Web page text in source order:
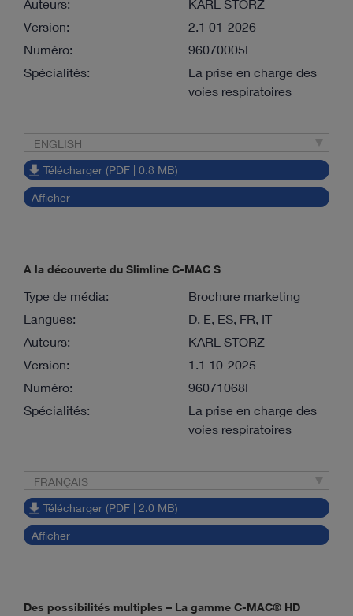
Auteurs:
KARL STORZ
Version:
2.1 01-2026
Numéro:
96070005E
Spécialités:
La prise en charge des
voies respiratoires
ENGLISH
Télécharger (PDF | 0.8 MB)
Afficher
A la découverte du Slimline C-MAC S
Type de média:
Brochure marketing
Langues:
D, E, ES, FR, IT
Auteurs:
KARL STORZ
Version:
1.1 10-2025
Numéro:
96071068F
Spécialités:
La prise en charge des
voies respiratoires
FRANÇAIS
Télécharger (PDF | 2.0 MB)
Afficher
Des possibilités multiples – La gamme C-MAC® HD